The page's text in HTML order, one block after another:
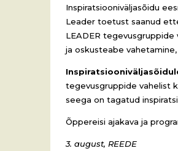
Inspiratsiooniväljasõidu
Leader toetust saanud
LEADER tegevusgruppide
ja oskusteabe
tegevusgruppide vahelist
seega on tagatud
Õppereisi ajakava ja
3. august, REEDE